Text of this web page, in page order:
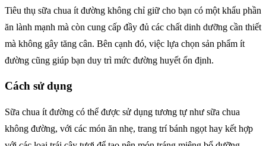
Tiêu thụ sữa chua ít đường không chỉ giữ cho bạn có một khẩu phần
ăn lành mạnh mà còn cung cấp đầy đủ các chất dinh dưỡng cần thiết
mà không gây tăng cân. Bên cạnh đó, việc lựa chọn sản phẩm ít
đường cũng giúp bạn duy trì mức đường huyết ổn định.
Cách sử dụng
Sữa chua ít đường có thể được sử dụng tương tự như sữa chua
không đường, với các món ăn nhẹ, trang trí bánh ngọt hay kết hợp